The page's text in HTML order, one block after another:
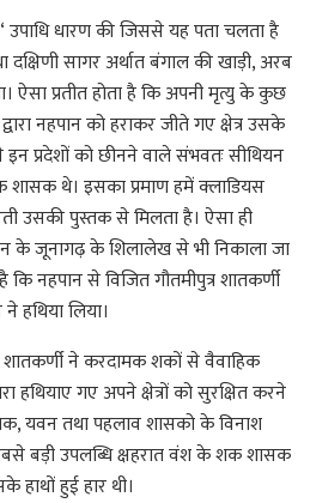
‘ उपाधि धारण की जिससे यह पता चलता है
दक्षिणी सागर अर्थात बंगाल की खाड़ी, अरब
ऐसा प्रतीत होता है कि अपनी मृत्यु के कुछ
नहपान को हराकर जीते गए क्षेत्र उसके
प्रदेशों को छीनने वाले संभवतः सीथियन
थे। इसका प्रमाण हमें क्लाडियस
उसकी पुस्तक से मिलता है। ऐसा ही
के जूनागढ़ के शिलालेख से भी निकाला जा
नहपान से विजित गौतमीपुत्र शातकर्णी
हथिया लिया।
शातकर्णी ने करदामक शकों से वैवाहिक
हथियाए गए अपने क्षेत्रों को सुरक्षित करने
यवन तथा पहलाव शासको के विनाश
बड़ी उपलब्धि क्षहरात वंश के शक शासक
हुई हार थी।